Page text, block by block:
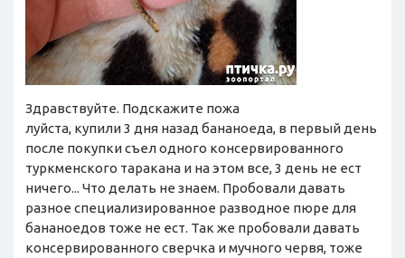
Здравствуйте. Подскажите пожа
луйста, купили 3 дня назад бананоеда, в первый день
после покупки съел одного консервированного
туркменского таракана и на этом все, 3 день не ест
ничего... Что делать не знаем. Пробовали давать
разное специализированное разводное пюре для
бананоедов тоже не ест. Так же пробовали давать
консервированного сверчка и мучного червя, тоже